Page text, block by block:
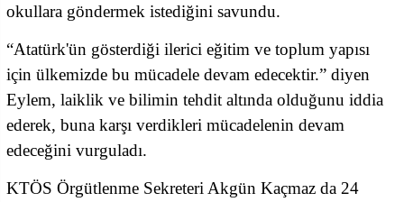
okullara göndermek istediğini savundu.
“Atatürk'ün gösterdiği ilerici eğitim ve toplum yapısı
için ülkemizde bu mücadele devam edecektir.” diyen
Eylem, laiklik ve bilimin tehdit altında olduğunu iddia
ederek, buna karşı verdikleri mücadelenin devam
edeceğini vurguladı.
KTÖS Örgütlenme Sekreteri Akgün Kaçmaz da 24